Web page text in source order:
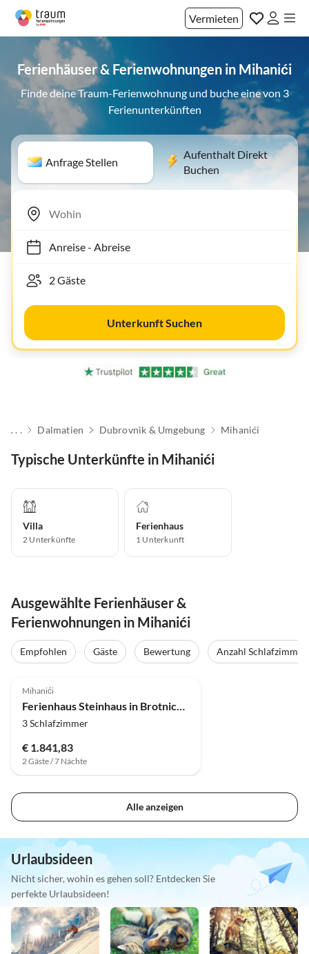
Vermieten
Ferienhäuser & Ferienwohnungen in Mihanići
Finde deine Traum-Ferienwohnung und buche eine von 3
Ferienunterkünften
Anfrage Stellen
Aufenthalt Direkt
Buchen
Anreise- Abreise
Unterkunft Suchen
. . . Dalmatien Dubrovnik & Umgebung Mihanići
Typische Unterkünfte in Mihanići
Villa
2 Unterkünfte
Ferienhaus
1 Unterkunft
Ausgewählte Ferienhäuser &
Ferienwohnungen in Mihanići
Empfohlen Gäste Bewertung
Anzahl Schlafzimmer
Mihanići
3 Schlafzimmer
€ 1.841,83
2 Gäste / 7 Nächte
Alle anzeigen
Urlaubsideen
Nicht sicher, wohin es gehen soll? Entdecken Sie
perfekte Urlaubsideen!